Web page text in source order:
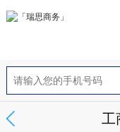
工